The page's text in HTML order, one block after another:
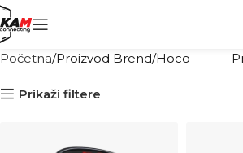
Početna Proizvod Brend Hoco
Prikaži filtere